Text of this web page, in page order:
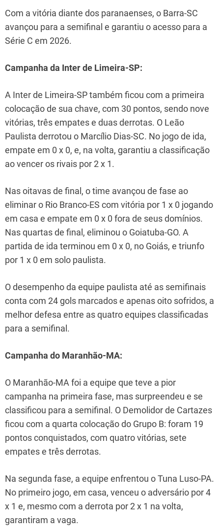
Com a vitória diante dos paranaenses, o Barra-SC
avançou para a semifinal e garantiu o acesso para a
Série C em 2026.
Campanha da Inter de Limeira-SP:
A Inter de Limeira-SP também ficou com a primeira
colocação de sua chave, com 30 pontos, sendo nove
vitórias, três empates e duas derrotas. O Leão
Paulista derrotou o Marcílio Dias-SC. No jogo de ida,
empate em 0 x 0, e, na volta, garantiu a classificação
ao vencer os rivais por 2 x 1.
Nas oitavas de final, o time avançou de fase ao
eliminar o Rio Branco-ES com vitória por 1 x 0 jogando
em casa e empate em 0 x 0 fora de seus domínios.
Nas quartas de final, eliminou o Goiatuba-GO. A
partida de ida terminou em 0 x 0, no Goiás, e triunfo
por 1 x 0 em solo paulista.
O desempenho da equipe paulista até as semifinais
conta com 24 gols marcados e apenas oito sofridos, a
melhor defesa entre as quatro equipes classificadas
para a semifinal.
Campanha do Maranhão-MA:
O Maranhão-MA foi a equipe que teve a pior
campanha na primeira fase, mas surpreendeu e se
classificou para a semifinal. O Demolidor de Cartazes
ficou com a quarta colocação do Grupo B: foram 19
pontos conquistados, com quatro vitórias, sete
empates e três derrotas.
Na segunda fase, a equipe enfrentou o Tuna Luso-PA.
No primeiro jogo, em casa, venceu o adversário por 4
x 1 e, mesmo com a derrota por 2 x 1 na volta,
garantiram a vaga.